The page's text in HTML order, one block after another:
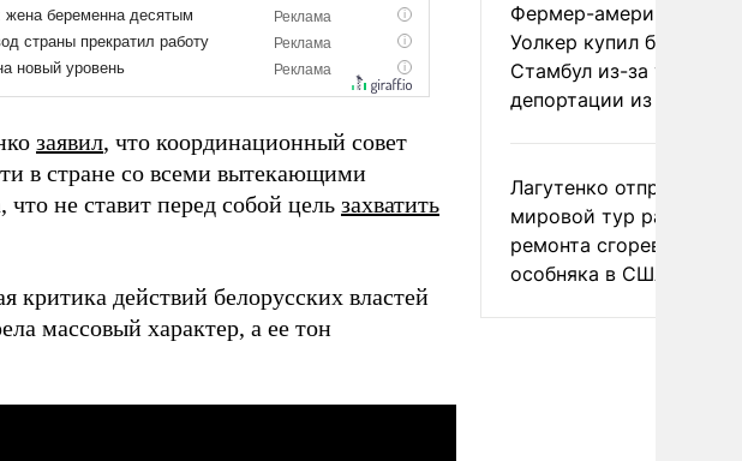
заявил, что координационный совет
в стране со всеми вытекающими
не ставит перед собой цель захватить
критика действий белорусских властей
массовый характер, а ее тон
Фермер-американец
Уолкер купил билет в
Стамбул из-за угрозы
депортации из России
Лагутенко отправился в
мировой тур ради
ремонта сгоревшего
особняка в США